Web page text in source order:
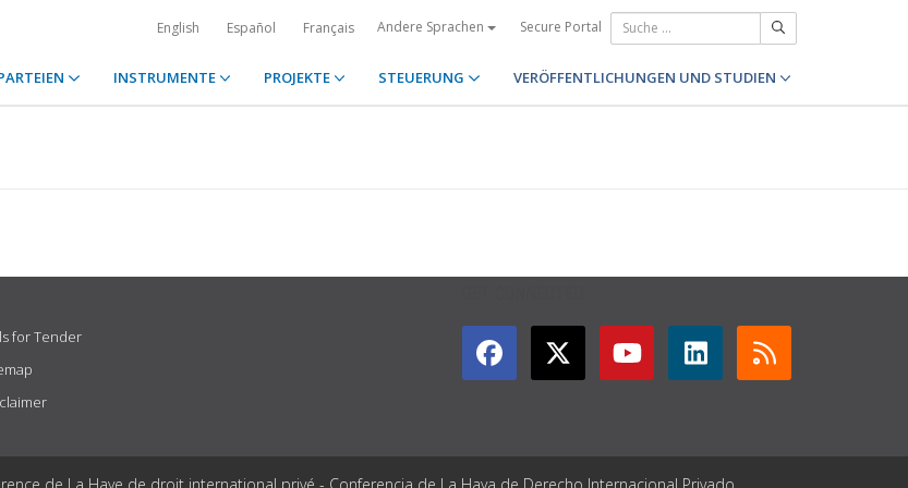
English Español Français Andere Sprachen Secure Portal
INSTRUMENTE PROJEKTE STEUERUNG VERÖFFENTLICHUNGEN UND STUDIEN
for Tender